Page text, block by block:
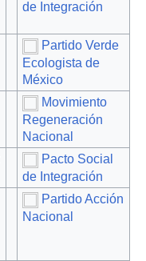
de Integración
Partido Verde
Ecologista de
México
Movimiento
Regeneración
Nacional
Pacto Social
de Integración
Partido Acción
Nacional